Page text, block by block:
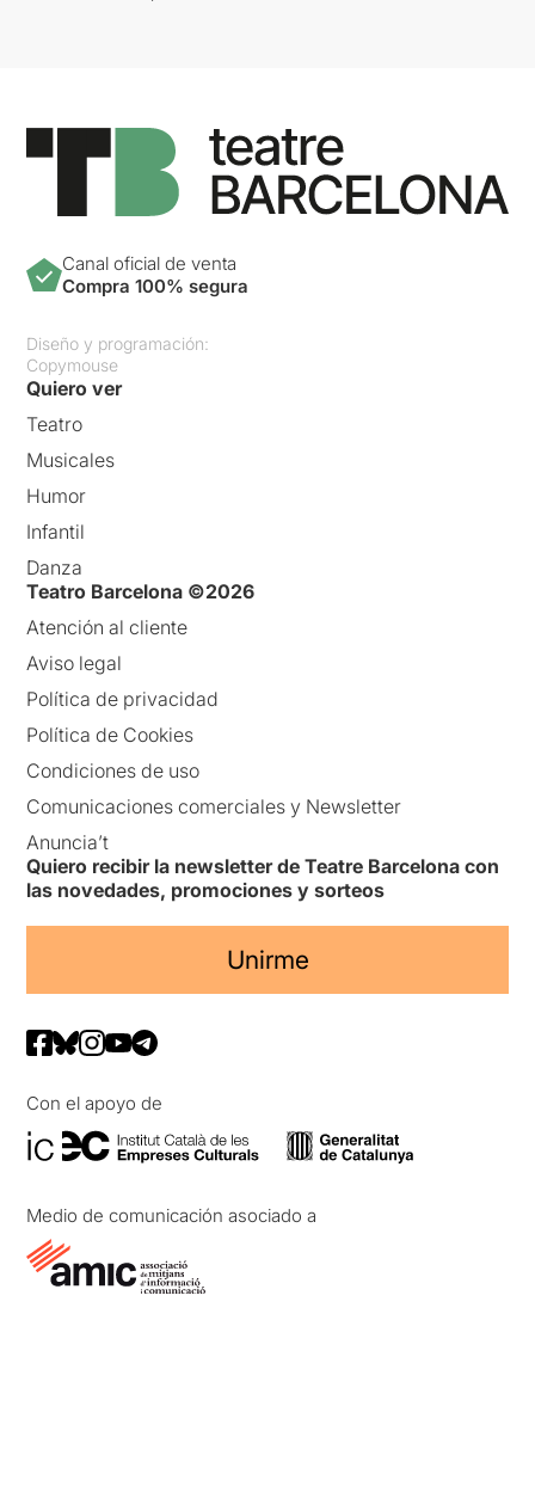
Canal oficial de venta
Compra 100% segura
Diseño y programación:
Copymouse
Quiero ver
Teatro
Musicales
Humor
Infantil
Danza
Teatro Barcelona ©2026
Atención al cliente
Aviso legal
Política de privacidad
Política de Cookies
Condiciones de uso
Comunicaciones comerciales y Newsletter
Anuncia’t
Quiero recibir la newsletter de Teatre Barcelona con
las novedades, promociones y sorteos
Unirme
Con el apoyo de
Medio de comunicación asociado a